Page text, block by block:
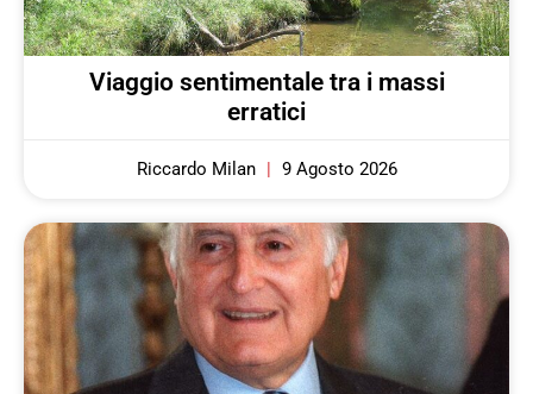
Viaggio sentimentale tra i massi
erratici
Riccardo Milan 9 Agosto 2026